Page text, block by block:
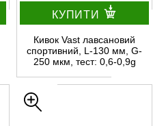
КУПИТИ
Кивок Vast лавсановий
спортивний, L-130 мм, G-
250 мкм, тест: 0,6-0,9g